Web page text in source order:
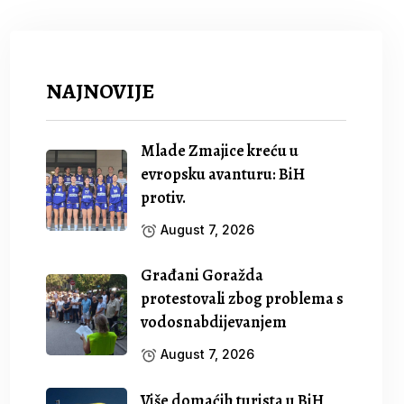
NAJNOVIJE
Mlade Zmajice kreću u
evropsku avanturu: BiH
protiv.
August 7, 2026
Građani Goražda
protestovali zbog problema s
vodosnabdijevanjem
August 7, 2026